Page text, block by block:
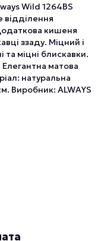
Wild 1264BS
кишеня
ззаду. Міцний і
та міцні блискавки.
матова
натуральна
Виробник: ALWAYS